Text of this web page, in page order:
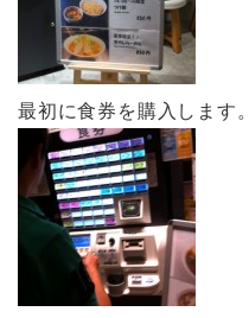
最初に食券を購入します。